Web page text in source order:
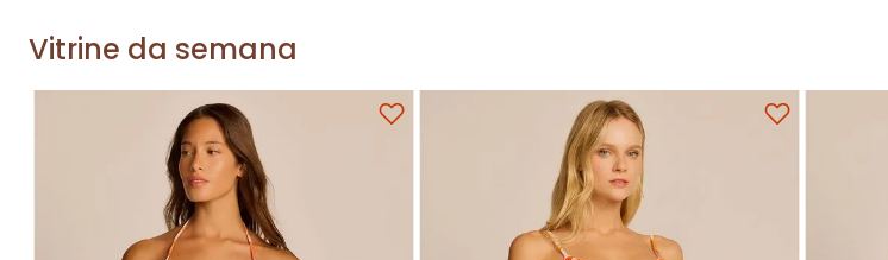
Vitrine da semana